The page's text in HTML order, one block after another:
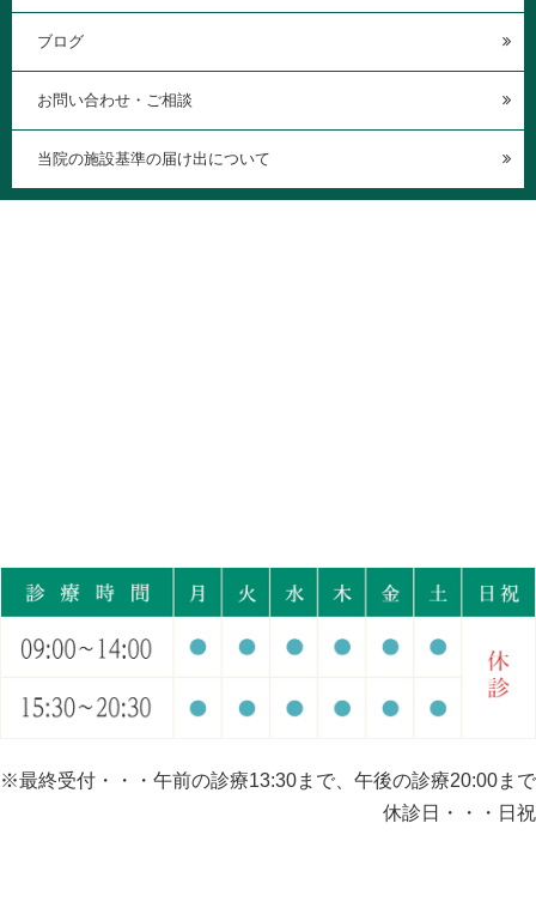
ブログ
お問い合わせ・ご相談
当院の施設基準の届け出について
※最終受付・・・午前の診療13:30まで、午後の診療20:00まで
休診日・・・日祝